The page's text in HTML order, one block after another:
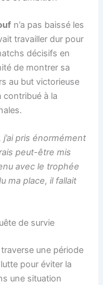
n’a pas baissé les
travailler dur pour
décisifs en
de montrer sa
au but victorieuse
contribué à la
pris énormément
peut-être mis
avec le trophée
ma place, il fallait
de survie
traverse une période
pour éviter la
une situation